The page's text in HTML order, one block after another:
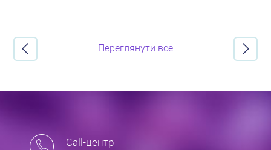
Переглянути все
Call-центр